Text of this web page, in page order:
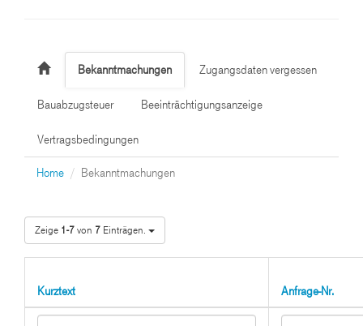
Bekanntmachungen Zugangsdaten vergessen
Bauabzugsteuer Beeinträchtigungsanzeige
Vertragsbedingungen
Home Bekanntmachungen
Zeige 1-7von 7 Einträgen.
Kurztext Anfrage-Nr.